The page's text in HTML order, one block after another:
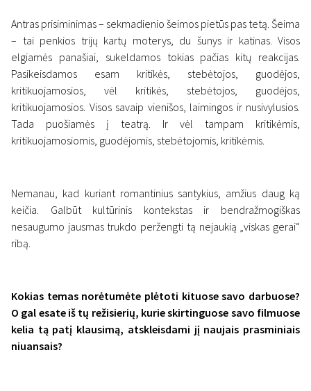
Antras prisiminimas – sekmadienio šeimos pietūs pas tetą. Šeima
– tai penkios trijų kartų moterys, du šunys ir katinas. Visos
elgiamės panašiai, sukeldamos tokias pačias kitų reakcijas.
Pasikeisdamos esam kritikės, stebėtojos, guodėjos,
kritikuojamosios, vėl kritikės, stebėtojos, guodėjos,
kritikuojamosios. Visos savaip vienišos, laimingos ir nusivylusios.
Tada puošiamės į teatrą. Ir vėl tampam kritikėmis,
kritikuojamosiomis, guodėjomis, stebėtojomis, kritikėmis.
Nemanau, kad kuriant romantinius santykius, amžius daug ką
keičia. Galbūt kultūrinis kontekstas ir bendražmogiškas
nesaugumo jausmas trukdo peržengti tą nejaukią „viskas gerai“
ribą.
Kokias temas norėtumėte plėtoti kituose savo darbuose?
O gal esate iš tų režisierių, kurie skirtinguose savo filmuose
kelia tą patį klausimą, atskleisdami jį naujais prasminiais
niuansais?